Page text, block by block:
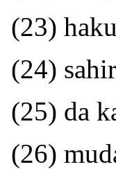
(23)
(24)
(25) da
(26)